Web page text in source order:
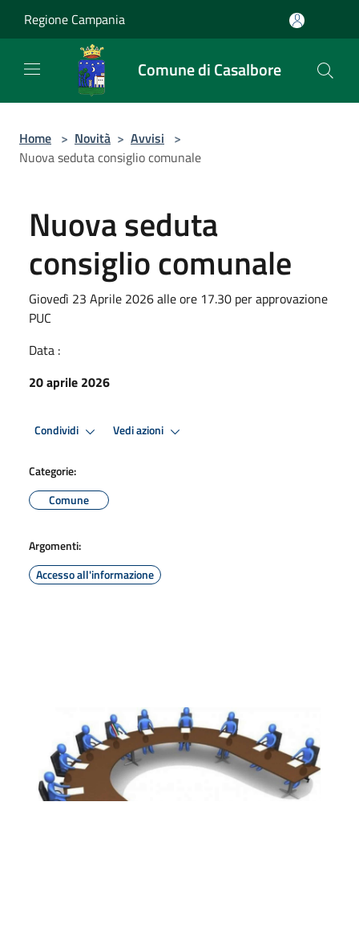
Regione Campania
Comune di Casalbore
Home > Novità > Avvisi >
Nuova seduta consiglio comunale
Nuova seduta
consiglio comunale
Giovedì 23 Aprile 2026 alle ore 17.30 per approvazione
PUC
Data :
20 aprile 2026
Condividi Vedi azioni
Categorie:
Comune
Argomenti:
Accesso all'informazione